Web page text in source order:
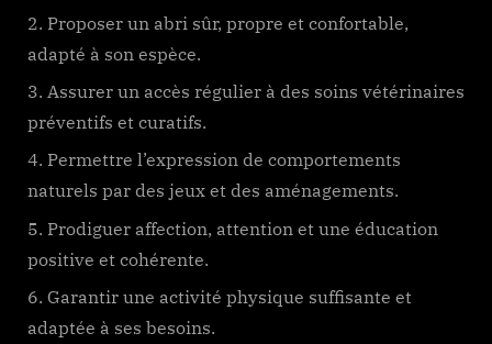
Proposer un abri sûr, propre et confortable,
adapté à son espèce.
Assurer un accès régulier à des soins vétérinaires
préventifs et curatifs.
Permettre l’expression de comportements
naturels par des jeux et des aménagements.
Prodiguer affection, attention et une éducation
positive et cohérente.
Garantir une activité physique suffisante et
adaptée à ses besoins.